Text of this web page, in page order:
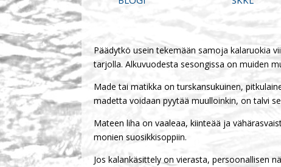
Päädytkö usein tekemään samoja kalaruokia
tarjolla. Alkuvuodesta sesongissa on muiden
Made tai matikka on turskansukuinen,
madetta voidaan pyytää muulloinkin, on talvi
Mateen liha on vaaleaa, kiinteää ja
monien suosikkisoppiin.
Jos kalankäsittely on vierasta, persoonallisen